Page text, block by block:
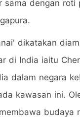
sama dengan roti
dikatakan
di India iaitu
dalam negara
kawasan ini.
budaya